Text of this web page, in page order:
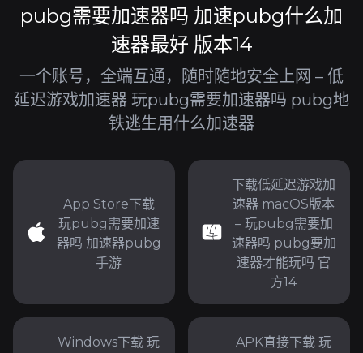
pubg需要加速器吗 加速pubg什么加
速器最好 版本14
一个账号，全端互通，随时随地安全上网 – 低
延迟游戏加速器 玩pubg需要加速器吗 pubg地
铁逃生用什么加速器
App Store下载
玩pubg需要加速
器吗 加速器pubg
手游
下载低延迟游戏加
速器 macOS版本
– 玩pubg需要加
速器吗 pubg要加
速器才能玩吗 官
方14
Windows下载 玩
APK直接下载 玩